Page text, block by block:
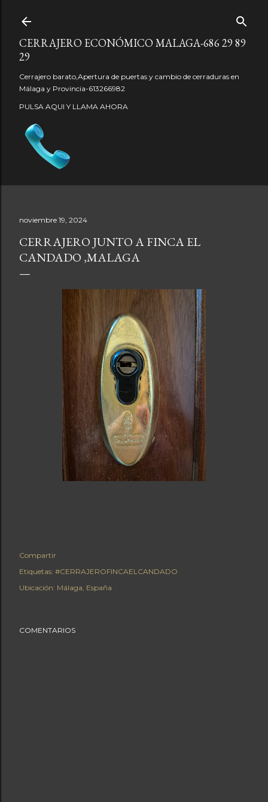
CERRAJERO ECONÓMICO MALAGA-686 29 89
29
Cerrajero barato,Apertura de puertas y cambio de cerraduras en
Málaga y Provincia-613266982
PULSA AQUI Y LLAMA AHORA
noviembre 19, 2024
CERRAJERO JUNTO A FINCA EL
CANDADO ,MALAGA
Compartir
Etiquetas: #CERRAJEROFINCAELCANDADO
Ubicación: Málaga, España
COMENTARIOS